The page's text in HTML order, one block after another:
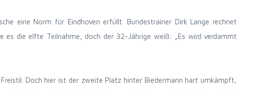
eine Norm für Eindhoven erfüllt. Bundestrainer Dirk Lange rechnet
die elfte Teilnahme, doch der 32-Jährige weiß: „Es wird verdammt
Doch hier ist der zweite Platz hinter Biedermann hart umkämpft,